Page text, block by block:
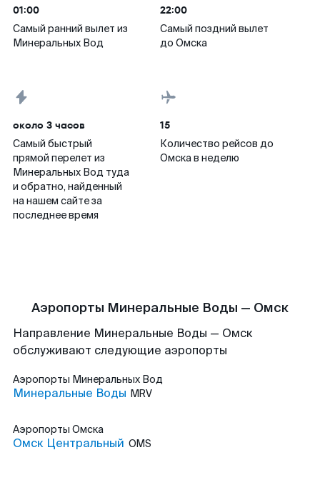
01:00
Самый ранний вылет из
Минеральных Вод
22:00
Самый поздний вылет
до Омска
около 3 часов
Самый быстрый
прямой перелет из
Минеральных Вод туда
и обратно, найденный
на нашем сайте за
последнее время
15
Количество рейсов до
Омска в неделю
Аэропорты Минеральные Воды — Омск
Направление Минеральные Воды — Омск
обслуживают следующие аэропорты
Аэропорты Минеральных Вод
Минеральные Воды MRV
Аэропорты Омска
Омск Центральный OMS